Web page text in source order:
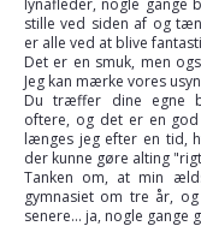
lynafleder, nogle gange
stille ved siden af og
er alle ved at blive
Det er en smuk, men
Jeg kan mærke vores
Du træffer dine egne
oftere, og det er en
længes jeg efter en tid,
der kunne gøre alting
Tanken om, at min
gymnasiet om tre år,
senere... ja, nogle gange